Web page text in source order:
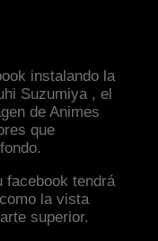
instalando la
Suzumiya , el
de Animes
que
facebook tendrá
la vista
superior.